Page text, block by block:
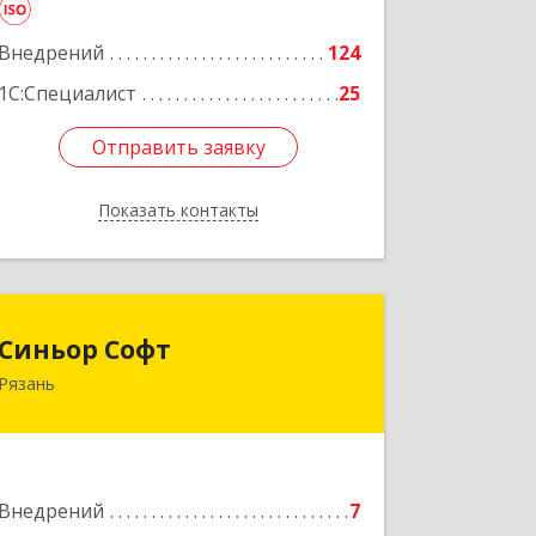
Внедрений
124
1С:Специалист
25
Отправить заявку
Показать контакты
Отправить заявку
Назад
Синьор Софт
Рязань
Внедрений
7
Подробнее